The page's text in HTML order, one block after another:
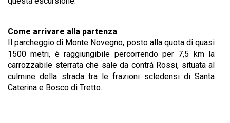
Come arrivare alla partenza
Il parcheggio di Monte Novegno, posto alla quota di quasi
1500 metri, è raggiungibile percorrendo per 7,5 km la
carrozzabile sterrata che sale da contrà Rossi, situata al
culmine della strada tra le frazioni scledensi di Santa
Caterina e Bosco di Tretto.